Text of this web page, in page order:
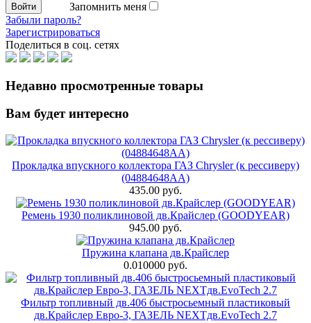
Запомнить меня
Забыли пароль?
Зарегистрироваться
Поделиться в соц. сетях
Недавно просмотренные товары
Вам будет интересно
Прокладка впускного коллектора ГАЗ Chrysler (к рессиверу)
(04884648АА)
435.00 руб.
Ремень 1930 поликлиновой дв.Крайслер (GOODYEAR)
945.00 руб.
Пружина клапана дв.Крайслер
0.010000 руб.
Фильтр топливный дв.406 быстросьемный пластиковый
дв.Крайслер Евро-3, ГАЗЕЛЬ NEXTдв.EvoTech 2.7